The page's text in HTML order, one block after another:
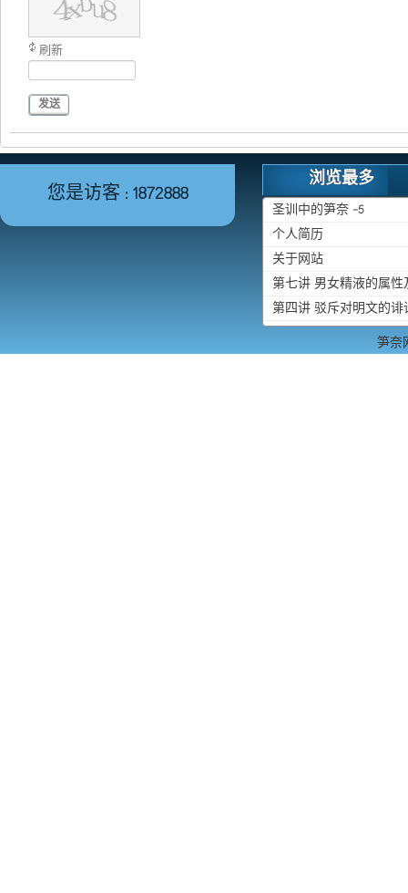
刷新
发送
您是访客 : 1872888 浏览最多
圣训中的笋奈 -5
个人简历
关于网站
第七讲 男女精液的属
第四讲 驳斥对明文的诽